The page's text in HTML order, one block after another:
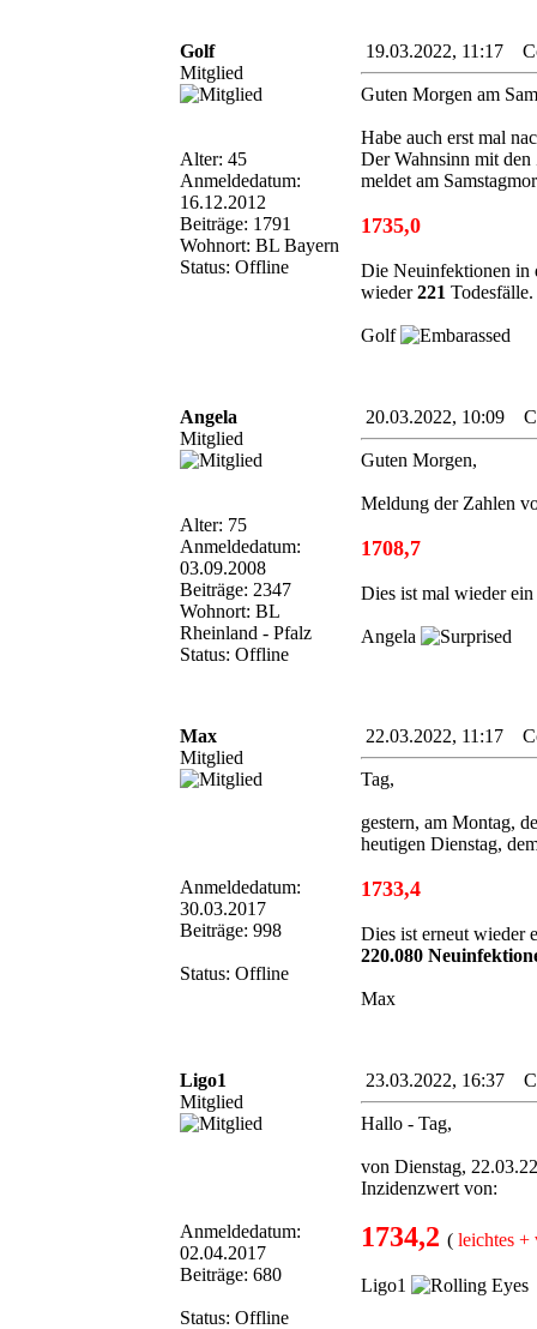
Golf
Mitglied
Alter: 45
Anmeldedatum:
16.12.2012
Beiträge: 1791
Wohnort: BL Bayern
Status: Offline
19.03.2022, 11:17
Guten Morgen am
Habe auch erst mal
Der Wahnsinn mit
meldet am
1735,0
Die Neuinfektionen in
wieder221 Todesfälle.
Golf
Angela
Mitglied
Alter: 75
Anmeldedatum:
03.09.2008
Beiträge: 2347
Wohnort: BL
Rheinland - Pfalz
Status: Offline
20.03.2022, 10:09
Guten Morgen,
Meldung der Zahlen
1708,7
Dies ist mal wieder
Angela
Max
Mitglied
Anmeldedatum:
30.03.2017
Beiträge: 998
Status: Offline
22.03.2022, 11:17
Tag,
gestern, am Montag,
heutigen Dienstag,
1733,4
Dies ist erneut wieder
220.080
Max
Ligo1
Mitglied
Anmeldedatum:
02.04.2017
Beiträge: 680
Status: Offline
23.03.2022, 16:37
Hallo - Tag,
von Dienstag,
Inzidenzwert von:
1734,2 ( leichtes +
Ligo1